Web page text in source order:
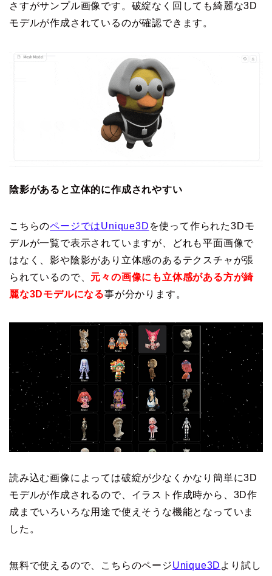
さすがサンプル画像です。破綻なく回しても綺麗な3D
モデルが作成されているのが確認できます。
陰影があると立体的に作成されやすい
こちらのページではUnique3D を使って作られた3Dモ
デルが一覧で表示されていますが、どれも平面画像で
はなく、影や陰影があり立体感のあるテクスチャが張
られているので、 元々の画像にも立体感がある方が綺
麗な3Dモデルになる事が分かります。
読み込む画像によっては破綻が少なくかなり簡単に3D
モデルが作成されるので、イラスト作成時から、3D作
成までいろいろな用途で使えそうな機能となっていま
した。
無料で使えるので、こちらのページUnique3D より試し